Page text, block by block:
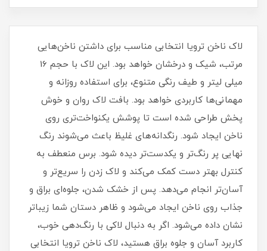
لاک ناخن ترویا انتخابی مناسب برای داشتن ناخن‌هایی
مرتب، شیک و درخشان خواهد بود. این لاک با حجم 16
میلی‌ لیتر و طیف رنگی متنوع، برای استفاده روزانه و
مهمانی‌ها کاربردی خواهد بود. بافت لاک روان و خوش‌
پخش طراحی شده است تا پوشش یکنواخت‌تری روی
ناخن ایجاد شود. رنگدانه‌های غلیظ باعث می‌شوند رنگ
نهایی پر رنگ‌تر و یکدست‌تر دیده شود. برس منعطف به
کنترل بهتر دست کمک می‌کند و لاک زدن را سریع‌تر و
آسان‌تر انجام می‌دهد. پس از خشک شدن، جلوه‌ای براق و
جذاب روی ناخن ایجاد می‌شود و ظاهر دستان شما زیباتر
نشان داده می‌شود. اگر به دنبال لاکی با رنگ‌دهی خوب،
کاربرد آسان و جلوه براق هستید، لاک ناخن ترویا انتخابی